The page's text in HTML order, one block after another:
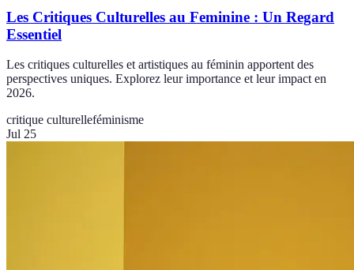
Les Critiques Culturelles au Feminine : Un Regard
Essentiel
Les critiques culturelles et artistiques au féminin apportent des
perspectives uniques. Explorez leur importance et leur impact en
2026.
critique culturelleféminisme
Jul 25